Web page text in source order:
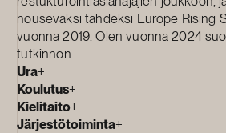
nousevaksi tähdeksi Europe Rising
vuonna 2019. Olen vuonna 2024
tutkinnon.
Ura+
Koulutus+
Kielitaito+
Järjestötoiminta+